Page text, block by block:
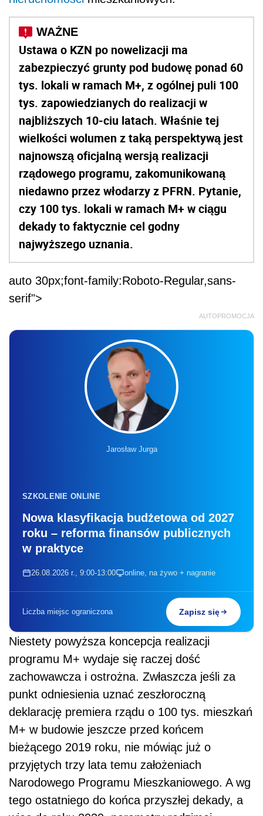
Ustawa o KZN po nowelizacji ma
zabezpieczyć grunty pod budowę ponad 60
tys. lokali w ramach M+, z ogólnej puli 100
tys. zapowiedzianych do realizacji w
najbliższych 10-ciu latach. Właśnie tej
wielkości wolumen z taką perspektywą jest
najnowszą oficjalną wersją realizacji
rządowego programu, zakomunikowaną
niedawno przez włodarzy z PFRN. Pytanie,
czy 100 tys. lokali w ramach M+ w ciągu
dekady to faktycznie cel godny
najwyższego uznania.
auto 30px;font-family:Roboto-Regular,sans-
serif">
AUTOPROMOCJA
Jarosław Jurga
SZKOLENIE ONLINE
Nowa klasyfikacja budżetowa od 2027
roku – reforma finansów publicznych
w praktyce
26.08.2026 r., 9:00-13:00 online, na żywo + nagranie
Liczba miejsc ograniczona Zapisz się
Niestety powyższa koncepcja realizacji
programu M+ wydaje się raczej dość
zachowawcza i ostrożna. Zwłaszcza jeśli za
punkt odniesienia uznać zeszłoroczną
deklarację premiera rządu o 100 tys. mieszkań
M+ w budowie jeszcze przed końcem
bieżącego 2019 roku, nie mówiąc już o
przyjętych trzy lata temu założeniach
Narodowego Programu Mieszkaniowego. A wg
tego ostatniego do końca przyszłej dekady, a